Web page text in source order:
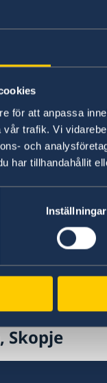
för att anpassa
trafik. Vi
och
har tillhandahållit
Inställningar
Сите
телефон
Shqip:
Për shkak të
Shkup, do të
nga dita e
TË
Të gjitha
telefonuar
Skopje